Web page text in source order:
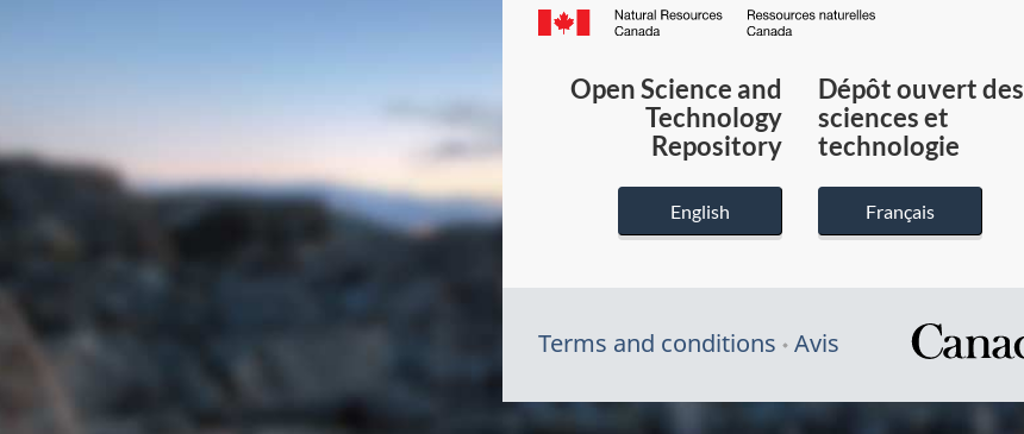
Canada.ca
du
Canada
Open Science and
Technology
Repository
English
Dépôt ouvert des
sciences et
technologie
Français
Terms and conditions Avis